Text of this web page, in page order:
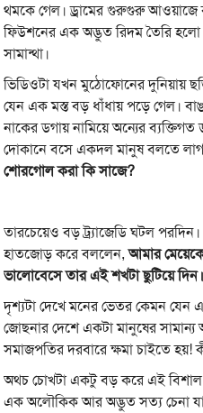
থমকে গেল। ড্রামের গুরুগুরু
ফিউশনের এক অদ্ভুত রিদম তৈরি হলো
সামান্থা।
ভিডিওটা যখন মুঠোফোনের দুনিয়ায়
যেন এক মস্ত বড় ধাঁধায় পড়ে গেল।
নাকের ডগায় নামিয়ে অন্যের ব্যক্তিগত
দোকানে বসে একদল মানুষ বলতে
শোরগোল করা কি সাজে?
তারচেয়েও বড় ট্র্যাজেডি ঘটল
হাতজোড় করে বললেন,আমার
ভালোবেসে তার এই শখটা ছুটিয়ে দিন।
দৃশ্যটা দেখে মনের ভেতর কেমন যেন
জোছনার দেশে একটা মানুষের
সমাজপতির দরবারে ক্ষমা চাইতে হয়!
অথচ চোখটা একটু বড় করে এই বিশাল
এক অলৌকিক আর অদ্ভুত সত্য চেনা